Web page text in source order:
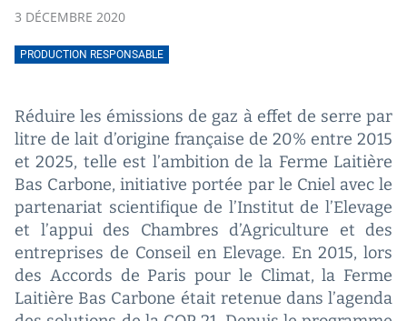
3 DÉCEMBRE 2020
PRODUCTION RESPONSABLE
Réduire les émissions de gaz à effet de serre par
litre de lait d’origine française de 20% entre 2015
et 2025, telle est l’ambition de la Ferme Laitière
Bas Carbone, initiative portée par le Cniel avec le
partenariat scientifique de l’Institut de l’Elevage
et l’appui des Chambres d’Agriculture et des
entreprises de Conseil en Elevage. En 2015, lors
des Accords de Paris pour le Climat, la Ferme
Laitière Bas Carbone était retenue dans l’agenda